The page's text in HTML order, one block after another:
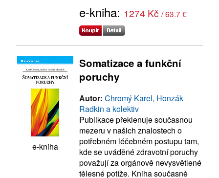
e-kniha: 1274 Kč / 63.7 €
e-kniha
Somatizace a funkční
poruchy
Autor: Chromý Karel, Honzák
Radkin a kolektiv
Publikace překlenuje současnou
mezeru v našich znalostech o
potřebném léčebném postupu tam,
kde se uváděné zdravotní poruchy
považují za orgánově nevysvětlené
tělesné potíže. Kniha současně